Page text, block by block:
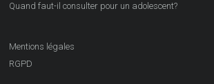
Quand faut-il consulter pour un adolescent?
Mentions légales
RGPD